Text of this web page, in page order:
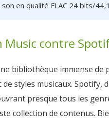
en qualité FLAC 24 bits/
Music contre
bibliothèque immense de
styles musicaux. Spotify,
presque tous les
collection de contenus.